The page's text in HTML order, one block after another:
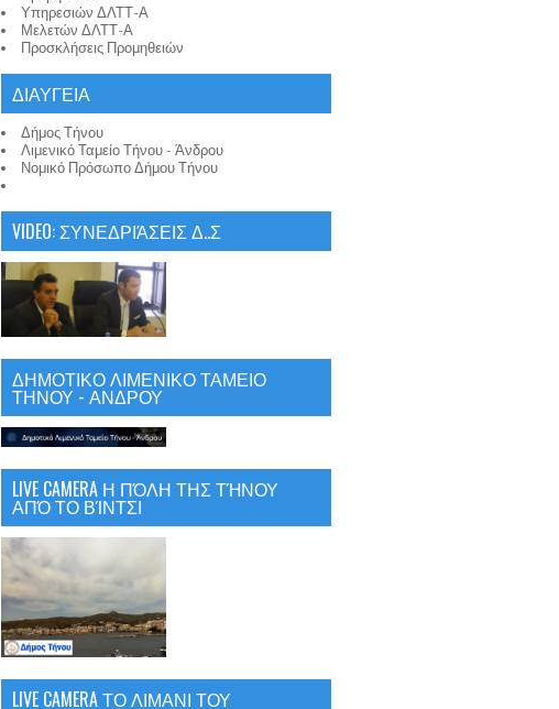
Υπηρεσιών ΔΛΤΤ-Α
Μελετών ΔΛΤΤ-Α
Προσκλήσεις Προμηθειών
ΔΙΑΥΓΕΙΑ
Δήμος Τήνου
Λιμενικό Ταμείο Τήνου - Άνδρου
Νομικό Πρόσωπο Δήμου Τήνου
VIDEO: ΣΥΝΕΔΡΙΆΣΕΙΣ Δ..Σ
ΔΗΜΟΤΙΚΟ ΛΙΜΕΝΙΚΟ ΤΑΜΕΙΟ
ΤΗΝΟΥ - ΑΝΔΡΟΥ
LIVE CAMERA Η ΠΌΛΗ ΤΗΣ ΤΉΝΟΥ
ΑΠΌ ΤΟ ΒΊΝΤΣΙ
LIVE CAMERA ΤΟ ΛΙΜΑΝΙ ΤΟΥ